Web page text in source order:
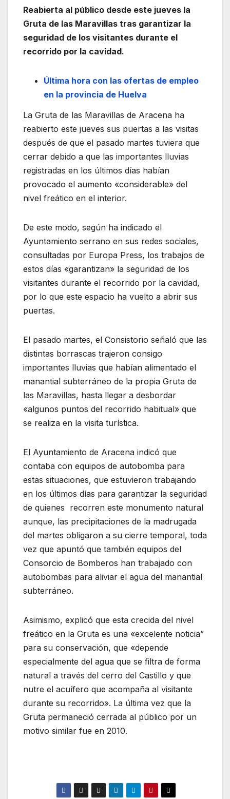
Reabierta al público desde este jueves la
Gruta de las Maravillas tras garantizar la
seguridad de los visitantes durante el
recorrido por la cavidad.
Última hora con las ofertas de empleo
en la provincia de Huelva
La Gruta de las Maravillas de Aracena ha
reabierto este jueves sus puertas a las visitas
después de que el pasado martes tuviera que
cerrar debido a que las importantes lluvias
registradas en los últimos días habían
provocado el aumento «considerable» del
nivel freático en el interior.
De este modo, según ha indicado el
Ayuntamiento serrano en sus redes sociales,
consultadas por Europa Press, los trabajos de
estos días «garantizan» la seguridad de los
visitantes durante el recorrido por la cavidad,
por lo que este espacio ha vuelto a abrir sus
puertas.
El pasado martes, el Consistorio señaló que las
distintas borrascas trajeron consigo
importantes lluvias que habían alimentado el
manantial subterráneo de la propia Gruta de
las Maravillas, hasta llegar a desbordar
«algunos puntos del recorrido habitual» que
se realiza en la visita turística.
El Ayuntamiento de Aracena indicó que
contaba con equipos de autobomba para
estas situaciones, que estuvieron trabajando
en los últimos días para garantizar la seguridad
de quienes recorren este monumento natural
aunque, las precipitaciones de la madrugada
del martes obligaron a su cierre temporal, toda
vez que apuntó que también equipos del
Consorcio de Bomberos han trabajado con
autobombas para aliviar el agua del manantial
subterráneo.
Asimismo, explicó que esta crecida del nivel
freático en la Gruta es una «excelente noticia”
para su conservación, que «depende
especialmente del agua que se filtra de forma
natural a través del cerro del Castillo y que
nutre el acuífero que acompaña al visitante
durante su recorrido». La última vez que la
Gruta permaneció cerrada al público por un
motivo similar fue en 2010.